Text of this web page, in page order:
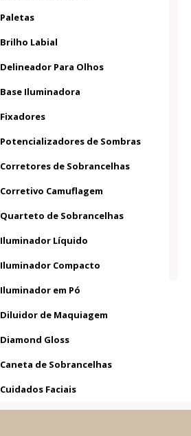
Paletas
Brilho Labial
Delineador Para Olhos
Base Iluminadora
Fixadores
Potencializadores de Sombras
Corretores de Sobrancelhas
Corretivo Camuflagem
Quarteto de Sobrancelhas
Iluminador Líquido
Iluminador Compacto
Iluminador em Pó
Diluidor de Maquiagem
Diamond Gloss
Caneta de Sobrancelhas
Cuidados Faciais